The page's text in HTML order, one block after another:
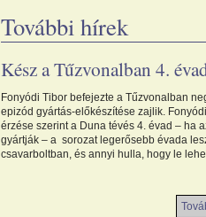
További hírek
Kész a Tűzvonalban 4.
Fonyódi Tibor befejezte a Tűzvonalban
epizód gyártás-előkészítése zajlik.
érzése szerint a Duna tévés 4. évad – ha
gyártják – a sorozat legerősebb évada
csavarboltban, és annyi hulla, hogy le